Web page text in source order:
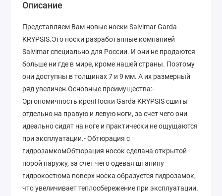
Описание
Представляем Вам новые носки Salvimar Garda
KRYPSIS.Это носки разработанные компанией
Salvimar специально для России. И они не продаются
больше ни где в мире, кроме нашей страны. Поэтому
они доступны в толщинах 7 и 9 мм. А их размерный
ряд увеличен.Основные преимущества:-
Эргономичность крояНоски Garda KRYPSIS сшиты
отдельно на правую и левую ноги, за счет чего они
идеально сидят на ноге и практически не ощущаются
при эксплуатации.- Обтюрация с
гидрозамкомОбтюрация носок сделана открытой
порой наружу, за счет чего одевая штанину
гидрокостюма поверх носка образуется гидрозамок,
что увеличивает теплосбережение при эксплуатации.